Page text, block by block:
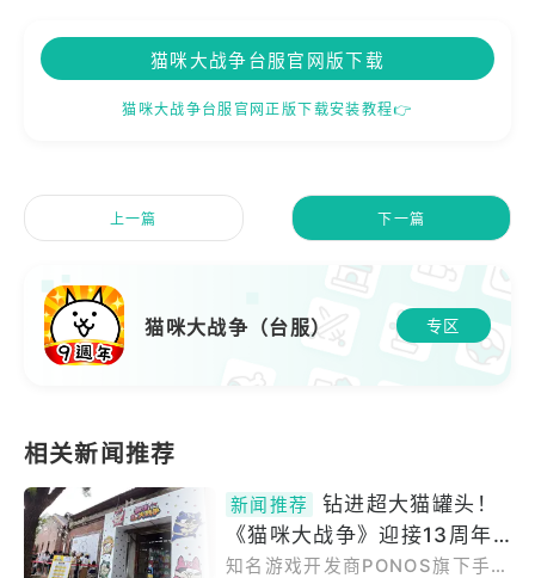
猫咪大战争台服官网版下载
猫咪大战争台服官网正版下载安装教程👉
上一篇 下一篇
猫咪大战争（台服） 专区
新闻推荐
钻进超大猫罐头！
《猫咪大战争》迎接13周年
在台举办限定「猫咪夏日庆
知名游戏开发商PONOS旗下手机